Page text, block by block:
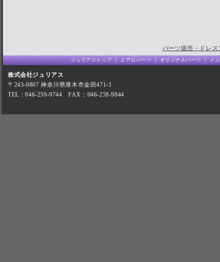
パーツ販売・ドレ
ジュリアストップ｜エアロパーツ｜オリジナルパーツ｜メ
株式会社ジュリアス
〒243-0807 神奈川県厚木市金田471-1
TEL：046-259-9744 FAX：046-259-9844